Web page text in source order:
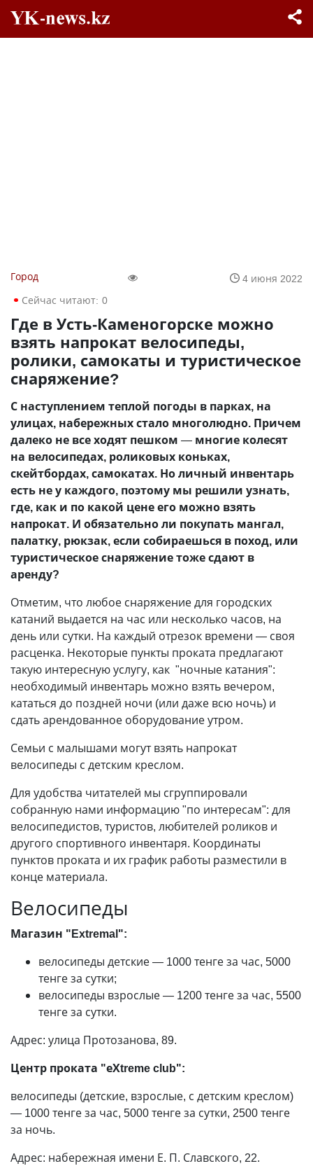
Город
4 июня 2022
Сейчас читают: 0
Где в Усть-Каменогорске можно
взять напрокат велосипеды,
ролики, самокаты и туристическое
снаряжение?
С наступлением теплой погоды в парках, на
улицах, набережных стало многолюдно. Причем
далеко не все ходят пешком — многие колесят
на велосипедах, роликовых коньках,
скейтбордах, самокатах. Но личный инвентарь
есть не у каждого, поэтому мы решили узнать,
где, как и по какой цене его можно взять
напрокат. И обязательно ли покупать мангал,
палатку, рюкзак, если собираешься в поход, или
туристическое снаряжение тоже сдают в
аренду?
Отметим, что любое снаряжение для городских
катаний выдается на час или несколько часов, на
день или сутки. На каждый отрезок времени — своя
расценка. Некоторые пункты проката предлагают
такую интересную услугу, как "ночные катания":
необходимый инвентарь можно взять вечером,
кататься до поздней ночи (или даже всю ночь) и
сдать арендованное оборудование утром.
Семьи с малышами могут взять напрокат
велосипеды с детским креслом.
Для удобства читателей мы сгруппировали
собранную нами информацию "по интересам": для
велосипедистов, туристов, любителей роликов и
другого спортивного инвентаря. Координаты
пунктов проката и их график работы разместили в
конце материала.
Велосипеды
Магазин "Extremal":
велосипеды детские— 1000 тенге за час, 5000
тенге за сутки;
велосипеды взрослые— 1200 тенге за час, 5500
тенге за сутки.
Адрес: улица Протозанова, 89.
Центр проката "еХtreme club":
велосипеды (детские, взрослые, с детским креслом)
— 1000 тенге за час, 5000 тенге за сутки, 2500 тенге
за ночь.
Адрес: набережная имени Е. П. Славского, 22.